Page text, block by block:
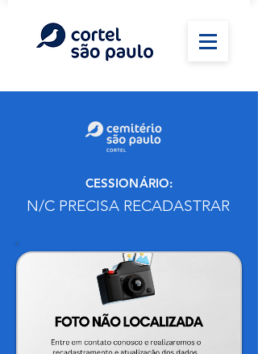
CESSIONÁRIO:
N/C PRECISA RECADASTRAR